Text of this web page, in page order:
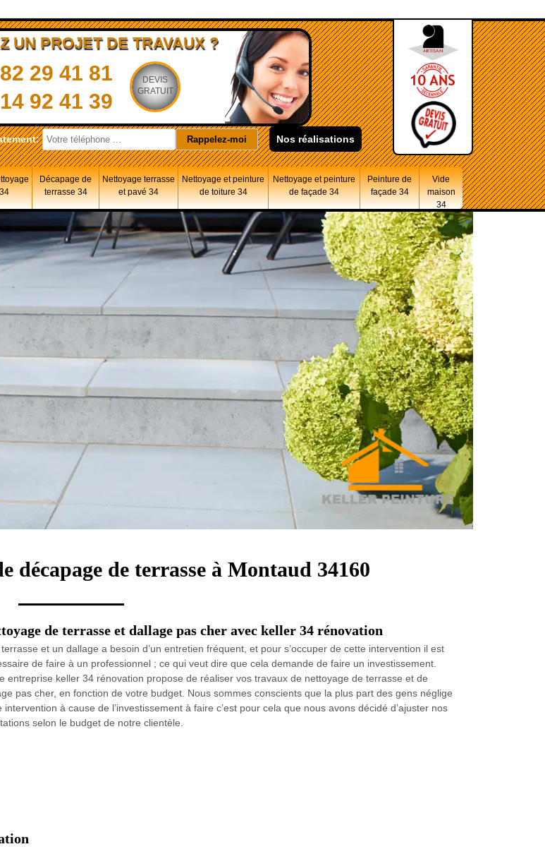
UN PROJET DE TRAVAUX ?
29 41 81
92 41 39
DEVIS
GRATUIT
Nos réalisations
Décapage de
terrasse 34
Nettoyage terrasse
et pavé 34
Nettoyage et peinture
de toiture 34
Nettoyage et peinture
de façade 34
Peinture de
façade 34
Vide
maison
34
décapage de terrasse à Montaud 34160
de terrasse et dallage pas cher avec keller 34 rénovation
et un dallage a besoin d’un entretien fréquent, et pour s’occuper de cette intervention il est
de faire à un professionnel ; ce qui veut dire que cela demande de faire un investissement.
entreprise keller 34 rénovation propose de réaliser vos travaux de nettoyage de terrasse et de
pas cher, en fonction de votre budget. Nous sommes conscients que la plus part des gens néglige
intervention à cause de l’investissement à faire c’est pour cela que nous avons décidé d’ajuster nos
selon le budget de notre clientèle.